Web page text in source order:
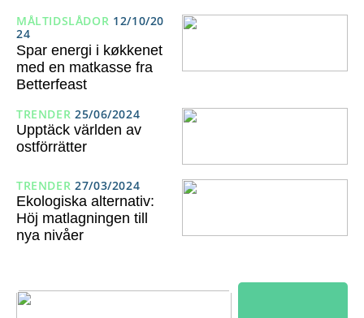
MÅLTIDSLÅDOR 12/10/20
24
Spar energi i køkkenet
med en matkasse fra
Betterfeast
TRENDER 25/06/2024
Upptäck världen av
ostförrätter
TRENDER 27/03/2024
Ekologiska alternativ:
Höj matlagningen till
nya nivåer